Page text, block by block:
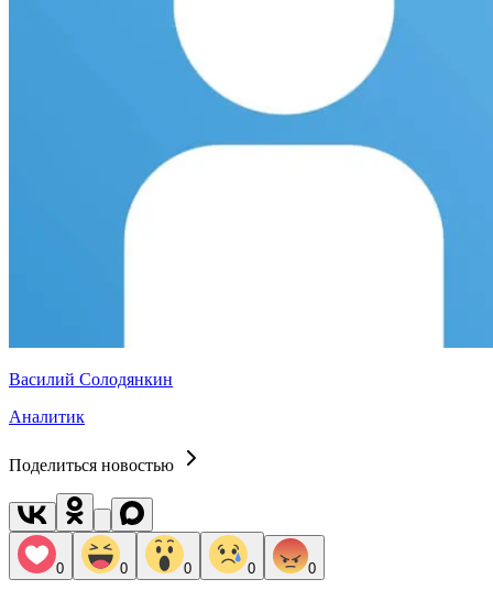
Василий Солодянкин
Аналитик
Поделиться новостью
0 0 0 0 0